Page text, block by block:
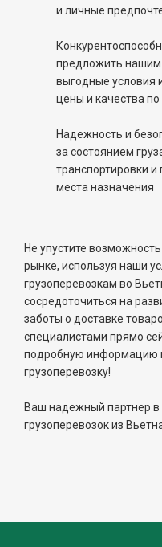
и личные
предложить нашим
выгодные условия
цены и качества
Надежность и
за состоянием
транспортировки и
места назначения
Не упустите
рынке, используя наши
грузоперевозкам во
сосредоточиться на
заботы о доставке
специалистами прямо
подробную информацию
грузоперевозку!
Ваш надежный партнер
грузоперевозок из